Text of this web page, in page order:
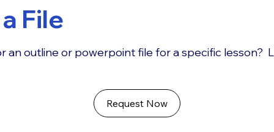
File
an outline or powerpoint file for a specific lesson?
Request Now